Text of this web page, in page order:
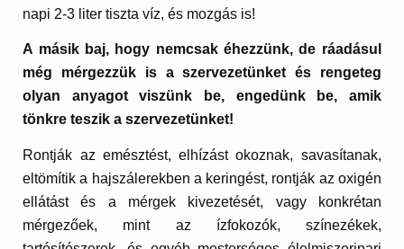
napi 2-3 liter tiszta víz, és mozgás is!
A másik baj, hogy nemcsak éhezzünk, de ráadásul
még mérgezzük is a szervezetünket és rengeteg
olyan anyagot viszünk be, engedünk be, amik
tönkre teszik a szervezetünket!
Rontják az emésztést, elhízást okoznak, savasítanak,
eltömítik a hajszálerekben a keringést, rontják az oxigén
ellátást és a mérgek kivezetését, vagy konkrétan
mérgezőek, mint az ízfokozók, színezékek,